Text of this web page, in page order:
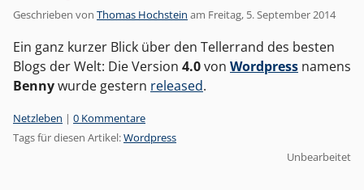
Geschrieben von Thomas Hochstein am Freitag, 5. September 2014
Ein ganz kurzer Blick über den Tellerrand des besten
Blogs der Welt: Die Version 4.0von Wordpress namens
Bennywurde gestern released.
Kategorien:
Netzleben | 0 Kommentare
Tags für diesen Artikel:Wordpress
Unbearbeitet